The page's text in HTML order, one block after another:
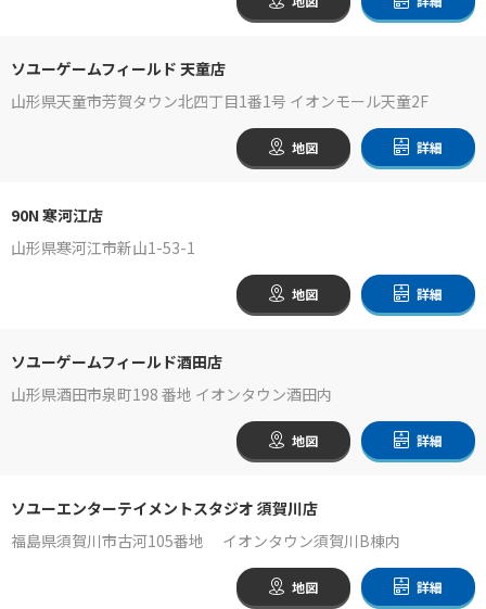
ソユーゲームフィールド 天童店
山形県天童市芳賀タウン北四丁目1番1号 イオンモール天童2F
地図 詳細
90N 寒河江店
山形県寒河江市新山1-53-1
地図 詳細
ソユーゲームフィールド酒田店
山形県酒田市泉町198 番地 イオンタウン酒田内
地図 詳細
ソユーエンターテイメントスタジオ 須賀川店
福島県須賀川市古河105番地 イオンタウン須賀川B棟内
地図 詳細